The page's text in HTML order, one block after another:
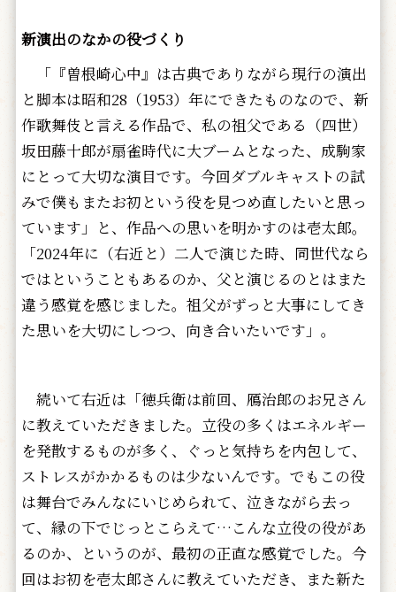
新演出のなかの役づくり
「『曽根崎心中』は古典でありながら現行の演出
と脚本は昭和28（1953）年にできたものなので、新
作歌舞伎と言える作品で、私の祖父である（四世）
坂田藤十郎が扇雀時代に大ブームとなった、成駒家
にとって大切な演目です。今回ダブルキャストの試
みで僕もまたお初という役を見つめ直したいと思っ
ています」と、作品への思いを明かすのは壱太郎。
「2024年に（右近と）二人で演じた時、同世代なら
ではということもあるのか、父と演じるのとはまた
違う感覚を感じました。祖父がずっと大事にしてき
た思いを大切にしつつ、向き合いたいです」。
続いて右近は「徳兵衛は前回、鴈治郎のお兄さん
に教えていただきました。立役の多くはエネルギー
を発散するものが多く、ぐっと気持ちを内包して、
ストレスがかかるものは少ないんです。でもこの役
は舞台でみんなにいじめられて、泣きながら去っ
て、縁の下でじっとこらえて…こんな立役の役があ
るのか、というのが、最初の正直な感覚でした。今
回はお初を壱太郎さんに教えていただき、また新た